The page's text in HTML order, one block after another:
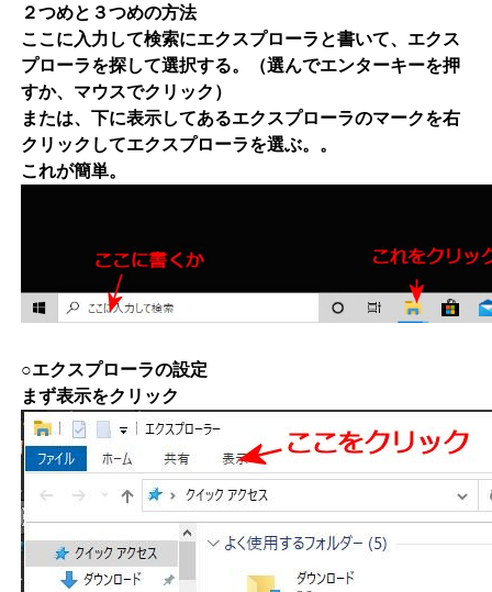
２つめと３つめの方法
ここに入力して検索にエクスプローラと書いて、エクス
プローラを探して選択する。（選んでエンターキーを押
すか、マウスでクリック）
または、下に表示してあるエクスプローラのマークを右
クリックしてエクスプローラを選ぶ。。
これが簡単。
○エクスプローラの設定
まず表示をクリック